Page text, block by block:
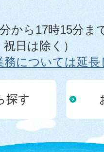
から17時15分ま
日は除く）
務については延
探す